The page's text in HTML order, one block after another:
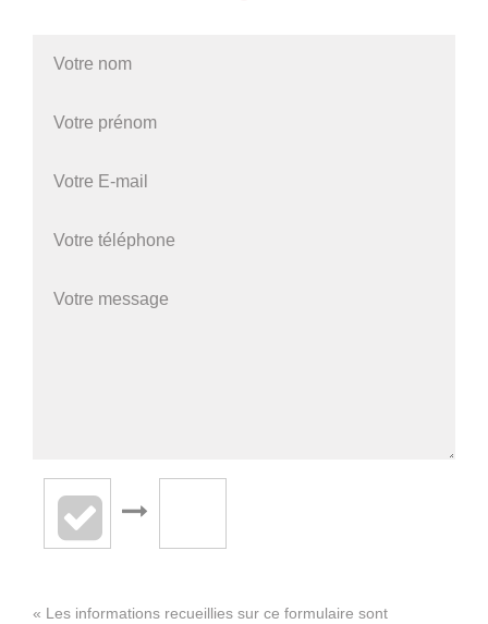
« Les informations recueillies sur ce formulaire sont